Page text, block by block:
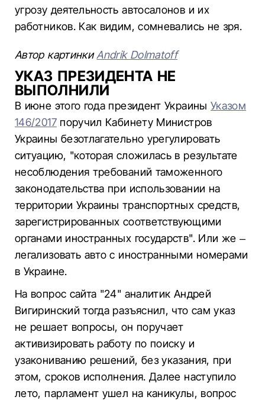
угрозу деятельность автосалонов и их
работников. Как видим, сомневались не зря.
Автор картинкиAndrik Dolmatoff
УКАЗ ПРЕЗИДЕНТА НЕ
ВЫПОЛНИЛИ
В июне этого года президент Украины Указом
146/2017поручил Кабинету Министров
Украины безотлагательно урегулировать
ситуацию, "которая сложилась в результате
несоблюдения требований таможенного
законодательства при использовании на
территории Украины транспортных средств,
зарегистрированных соответствующими
органами иностранных государств". Или же –
легализовать авто с иностранными номерами
в Украине.
На вопрос сайта "24" аналитик Андрей
Вигиринский тогда разъяснил, что сам указ
не решает вопросы, он поручает
активизировать работу по поиску и
узакониванию решений, без указания, при
этом, сроков исполнения. Далее наступило
лето, парламент ушел на каникулы, вопрос